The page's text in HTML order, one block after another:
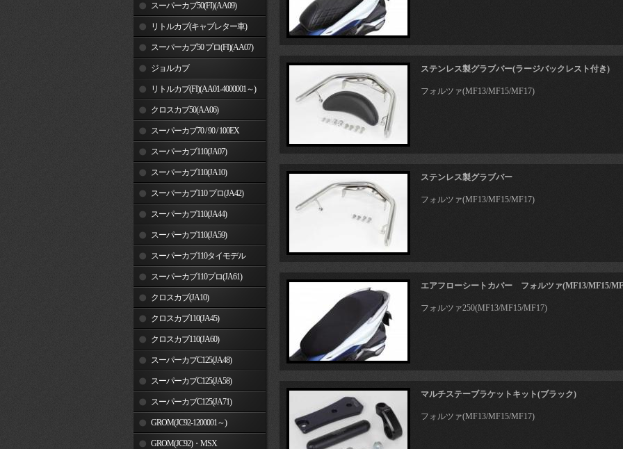
～) スーパーカブ50(FI)(AA09)
リトルカブ(キャブレター車)
スーパーカブ50 プロ(FI)(AA07)
ジョルカブ
リトルカブ(FI)(AA01-4000001～)
クロスカブ50(AA06)
スーパーカブ70 / 90 / 100EX
スーパーカブ110(JA07)
スーパーカブ110(JA10)
スーパーカブ110 プロ(JA42)
スーパーカブ110(JA44)
スーパーカブ110(JA59)
スーパーカブ110タイモデル
(MLHJA56)
スーパーカブ110プロ(JA61)
クロスカブ(JA10)
クロスカブ110(JA45)
クロスカブ110(JA60)
スーパーカブC125(JA48)
スーパーカブC125(JA58)
スーパーカブC125(JA71)
GROM(JC92-1200001～)
GROM(JC92)・MSX
ステンレス製グラブバー(ラージバックレスト付き)
フォルツァ(MF13/MF15/MF17)
ステンレス製グラブバー
フォルツァ(MF13/MF15/MF17)
エアフローシートカバー フォルツァ(MF13/MF15/
フォルツァ250(MF13/MF15/MF17)
マルチステーブラケットキット(ブラック)
フォルツァ(MF13/MF15/MF17)